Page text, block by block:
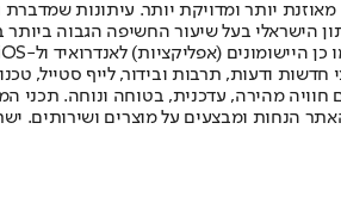
יותר ומדויקת יותר. עיתונות שמדברת
פורסמה ב-30 ביולי 2007, וב-2010 הפך "ישראל היום" לעיתון
ודעות, תרבות ובידור, לייף סטייל,
חוויה מהירה, עדכנית, בטוחה ונוחה.
הנחות ומבצעים על מוצרים ושירותים.